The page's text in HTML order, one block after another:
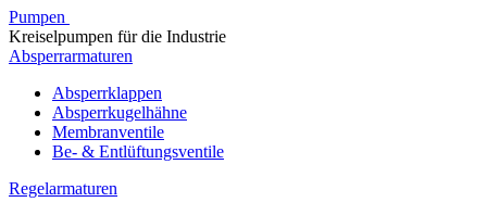
Pumpen
Kreiselpumpen für die Industrie
Absperrarmaturen
Absperrklappen
Absperrkugelhähne
Membranventile
Be- & Entlüftungsventile
Regelarmaturen